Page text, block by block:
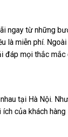
ngay từ những
miễn phí.
đáp mọi thắc mắc
tại Hà Nội.
của khách